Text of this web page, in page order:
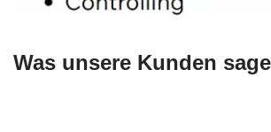
Was unsere Kunden